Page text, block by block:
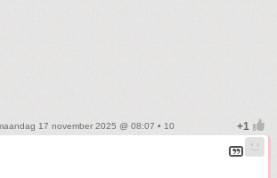
17 november 2025 @ 08:07 • 10